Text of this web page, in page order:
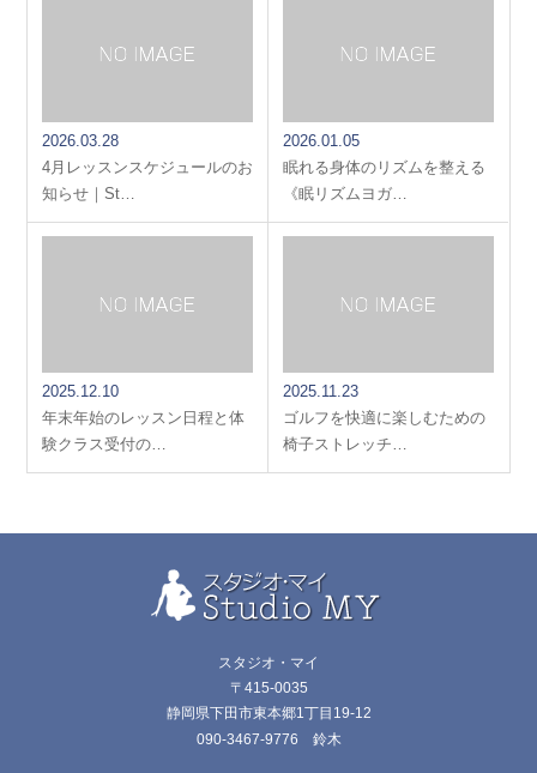
2026.03.28
4月レッスンスケジュールのお
知らせ｜St…
2026.01.05
眠れる身体のリズムを整える
《眠リズムヨガ…
2025.12.10
年末年始のレッスン日程と体
験クラス受付の…
2025.11.23
ゴルフを快適に楽しむための
椅子ストレッチ…
スタジオ・マイ
〒415-0035
静岡県下田市東本郷1丁目19-12
090-3467-9776 鈴木